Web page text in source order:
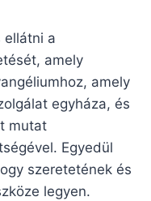
ellátni a
amely
amely
egyháza, és
mutat
Egyedül
szeretetének és
legyen.